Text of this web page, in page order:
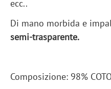
ecc..
Di mano morbida e
semi-trasparente.
Composizione: 98%